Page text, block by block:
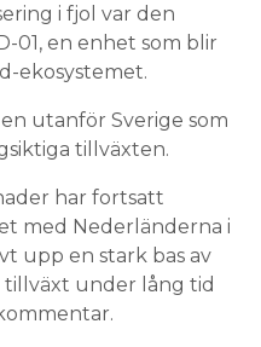
i fjol var den
01, en enhet som blir
ekosystemet.
utanför Sverige som
tillväxten.
har fortsatt
med Nederländerna i
upp en stark bas av
under lång tid